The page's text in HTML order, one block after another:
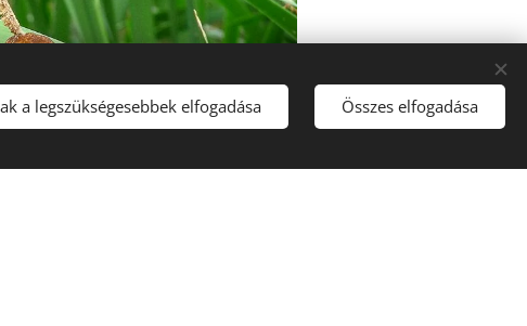
a legszükségesebbek elfogadása Összes elfogadása